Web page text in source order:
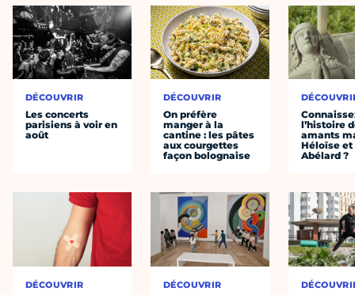
DÉCOUVRIR
Les concerts
parisiens à voir en
août
DÉCOUVRIR
DÉCOUVRIR
On préfère
manger à la
cantine : les pâtes
aux courgettes
façon bolognaise
DÉCOUVRIR
l’histoire
amants
Héloïse et
Abélard ?